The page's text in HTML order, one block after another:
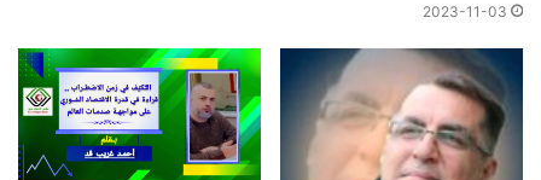
2023-11-03